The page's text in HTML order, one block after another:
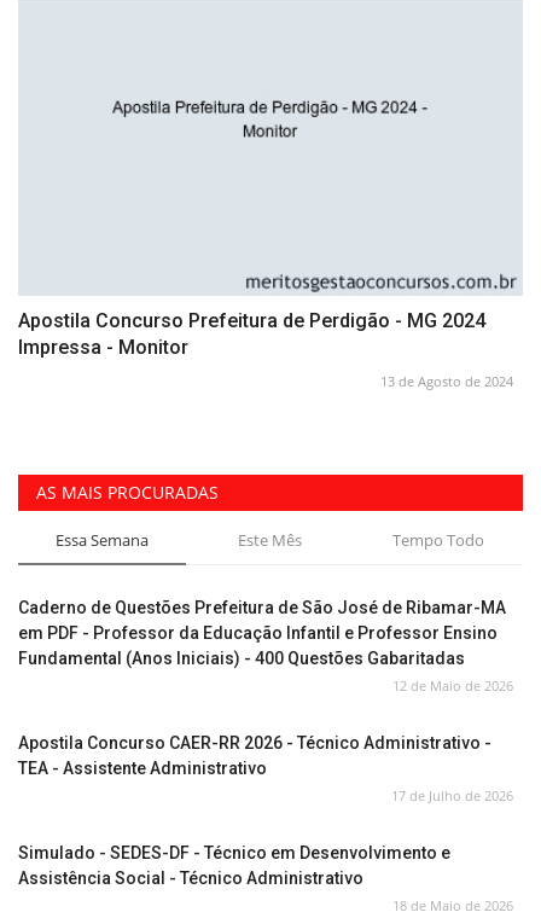
Apostila Concurso Prefeitura de Perdigão - MG 2024
Impressa - Monitor
13 de Agosto de 2024
AS MAIS PROCURADAS
Essa Semana Este Mês Tempo Todo
Caderno de Questões Prefeitura de São José de Ribamar-MA
em PDF - Professor da Educação Infantil e Professor Ensino
Fundamental (Anos Iniciais) - 400 Questões Gabaritadas
12 de Maio de 2026
Apostila Concurso CAER-RR 2026 - Técnico Administrativo -
TEA - Assistente Administrativo
17 de Julho de 2026
Simulado - SEDES-DF - Técnico em Desenvolvimento e
Assistência Social - Técnico Administrativo
18 de Maio de 2026